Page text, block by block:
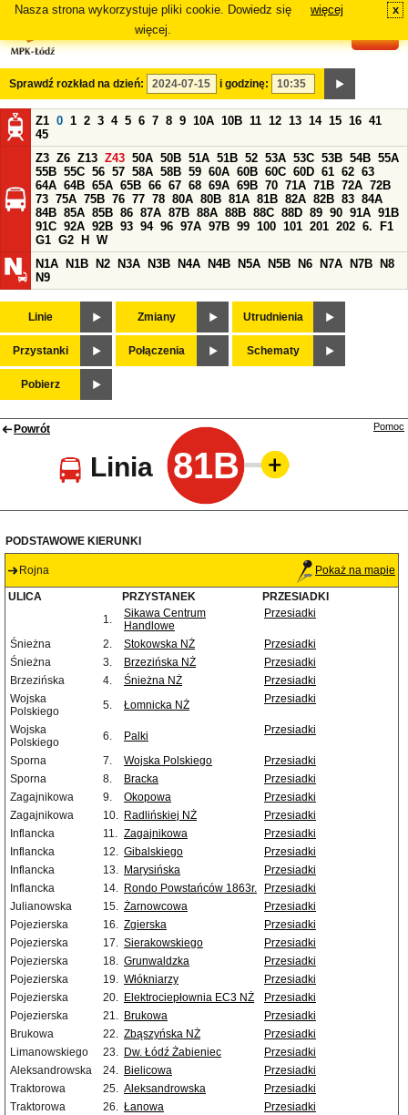
Nasza strona wykorzystuje pliki cookie. Dowiedz się
więcej.
więcej x
Sprawdź rozkład na dzień: i godzinę:
Z1 0 1 2 3 4 5 6 7 8 9 10A 10B 11 12 13 14 15 16 41
45
Z3 Z6 Z13 Z43 50A 50B 51A 51B 52 53A 53C 53B 54B 55A
55B 55C 56 57 58A 58B 59 60A 60B 60C 60D 61 62 63
64A 64B 65A 65B 66 67 68 69A 69B 70 71A 71B 72A 72B
73 75A 75B 76 77 78 80A 80B 81A 81B 82A 82B 83 84A
84B 85A 85B 86 87A 87B 88A 88B 88C 88D 89 90 91A 91B
91C 92A 92B 93 94 96 97A 97B 99 100 101 201 202 6.
F1
G1 G2 H
W
N1A
N1B N2 N3A N3B N4A N4B N5A N5B N6 N7A N7B
N8
N9
Linie Zmiany Utrudnienia
Przystanki Połączenia Schematy
Pobierz
Powrót
Linia 81B
Pomoc
PODSTAWOWE KIERUNKI
Rojna Pokaż na mapie
ULICA PRZYSTANEK
PRZESIADKI
1.
Sikawa Centrum
Handlowe
Przesiadki
Śnieżna 2. Stokowska NŻ
Przesiadki
Śnieżna
3. Brzezińska NŻ
Przesiadki
Brzezińska
4. Śnieżna NŻ
Przesiadki
Wojska
Polskiego
5. Łomnicka NŻ Przesiadki
Wojska
Polskiego
6. Palki Przesiadki
Sporna 7. Wojska Polskiego
Przesiadki
Sporna
8. Bracka
Przesiadki
Zagajnikowa
9. Okopowa
Przesiadki
Zagajnikowa
10. Radlińskiej NŻ
Przesiadki
Inflancka
11. Zagajnikowa
Przesiadki
Inflancka
12. Gibalskiego
Przesiadki
Inflancka
13. Marysińska
Przesiadki
Inflancka
14. Rondo Powstańców 1863r.
Przesiadki
Julianowska
15. Żarnowcowa
Przesiadki
Pojezierska
16. Zgierska
Przesiadki
Pojezierska
17. Sierakowskiego
Przesiadki
Pojezierska
18. Grunwaldzka
Przesiadki
Pojezierska
19. Włókniarzy
Przesiadki
Pojezierska
20. Elektrociepłownia EC3 NŻ
Przesiadki
Pojezierska
21. Brukowa
Przesiadki
Brukowa
22. Zbąszyńska NŻ
Przesiadki
Limanowskiego
23. Dw. Łódź Żabieniec
Przesiadki
Aleksandrowska
24. Bielicowa
Przesiadki
Traktorowa
25. Aleksandrowska
Przesiadki
Traktorowa
26. Łanowa
Przesiadki